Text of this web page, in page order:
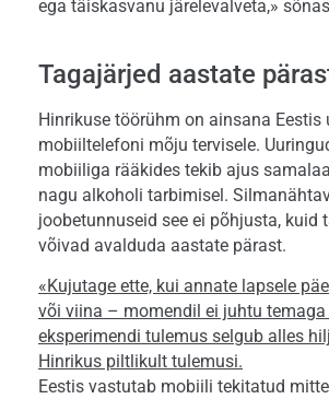
ega täiskasvanu järelevalveta,»
Tagajärjed aastate
Hinrikuse töörühm on ainsana Eestis
mobiiltelefoni mõju tervisele.
mobiiliga rääkides tekib ajus
nagu alkoholi tarbimisel.
joobetunnuseid see ei põhjusta, kuid
võivad avalduda aastate pärast.
«Kujutage ette, kui annate lapsele
või viina – momendil ei juhtu
eksperimendi tulemus selgub alles
Hinrikus piltlikult tulemusi.
Eestis vastutab mobiili tekitatud